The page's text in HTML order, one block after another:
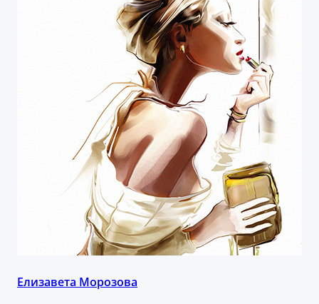
Елизавета Морозова